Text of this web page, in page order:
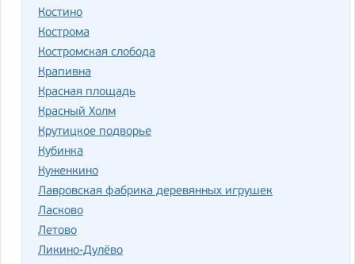
Костино
Кострома
Костромская слобода
Крапивна
Красная площадь
Красный Холм
Крутицкое подворье
Кубинка
Куженкино
Лавровская фабрика деревянных игрушек
Ласково
Летово
Ликино-Дулёво